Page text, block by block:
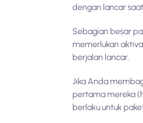
dengan lancar
Sebagian besar
memerlukan
berjalan lancar.
Jika Anda
pertama mereka
berlaku untuk